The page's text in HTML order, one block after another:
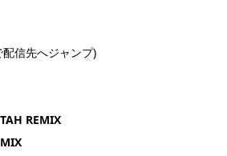
信先へジャンプ)
REMIX